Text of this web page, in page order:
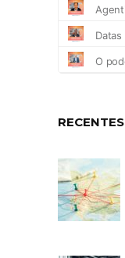
RECENTES